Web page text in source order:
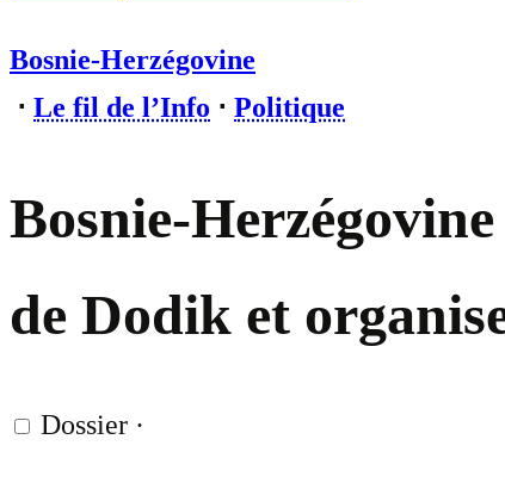
Bosnie-Herzégovine
⋅ Le fil de l’Info ⋅ Politique
Bosnie-
de Dodik et
Dossier ·